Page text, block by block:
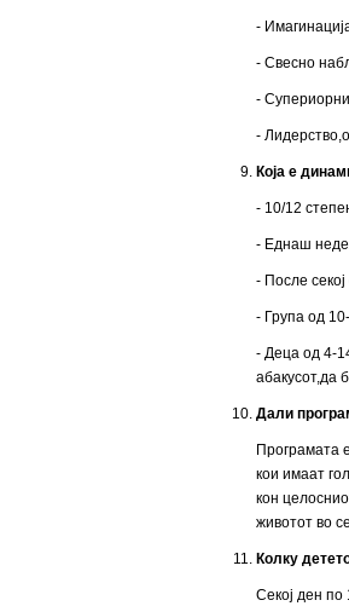
-
- Свесно
-
-
Која е
- 10/12
- Еднаш
- После
- Група од
- Деца од 4-
абакусот,да
Дали
Програмата
кои имаат
кон
животот во
Колку
Секој ден